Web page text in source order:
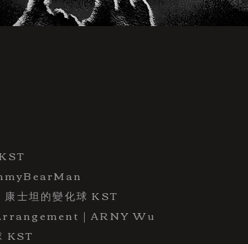
士坦的變化球 KST
｜ARNY Wu
KST